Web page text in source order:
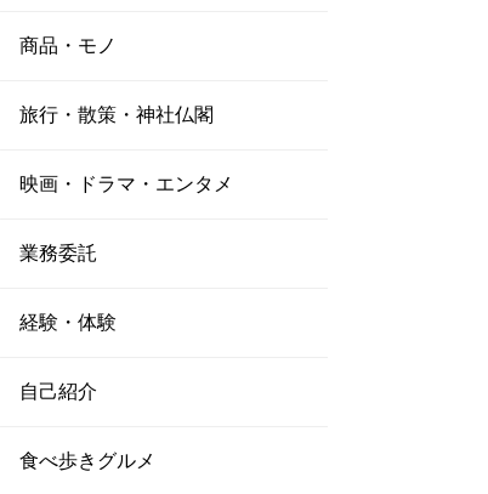
商品・モノ
旅行・散策・神社仏閣
映画・ドラマ・エンタメ
業務委託
経験・体験
自己紹介
食べ歩きグルメ